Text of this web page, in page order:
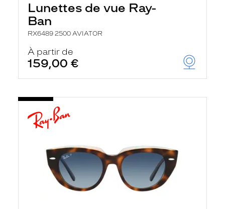
Lunettes de vue Ray-
Ban
RX6489 2500 AVIATOR
À partir de
159,00 €